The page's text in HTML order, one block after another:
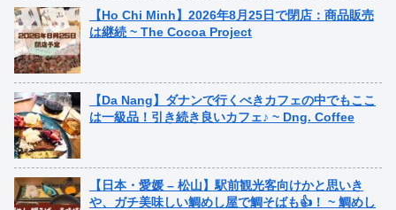
【Ho Chi Minh】2026年8月25日で閉店：商品販売
は継続 ~ The Cocoa Project
【Da Nang】ダナンで行くべきカフェの中でもここ
は一級品！引き続き良いカフェ♪ ~ Dng. Coffee
【日本・愛媛 – 松山】駅前観光客向けかと思いき
や、ガチ美味しい鯛めし屋で鯛そばも👍！ ~ 鯛めし